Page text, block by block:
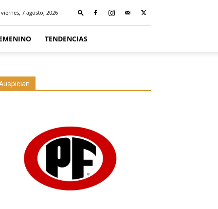
viernes, 7 agosto, 2026
TENDENCIAS